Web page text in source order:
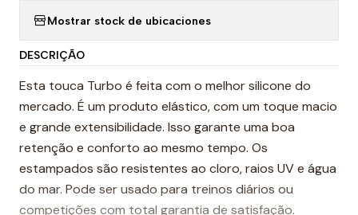
Mostrar stock de ubicaciones
DESCRIÇÃO
Esta touca Turbo é feita com o melhor silicone do
mercado. É um produto elástico, com um toque macio
e grande extensibilidade. Isso garante uma boa
retenção e conforto ao mesmo tempo. Os
estampados são resistentes ao cloro, raios UV e água
do mar. Pode ser usado para treinos diários ou
competições com total garantia de satisfação.